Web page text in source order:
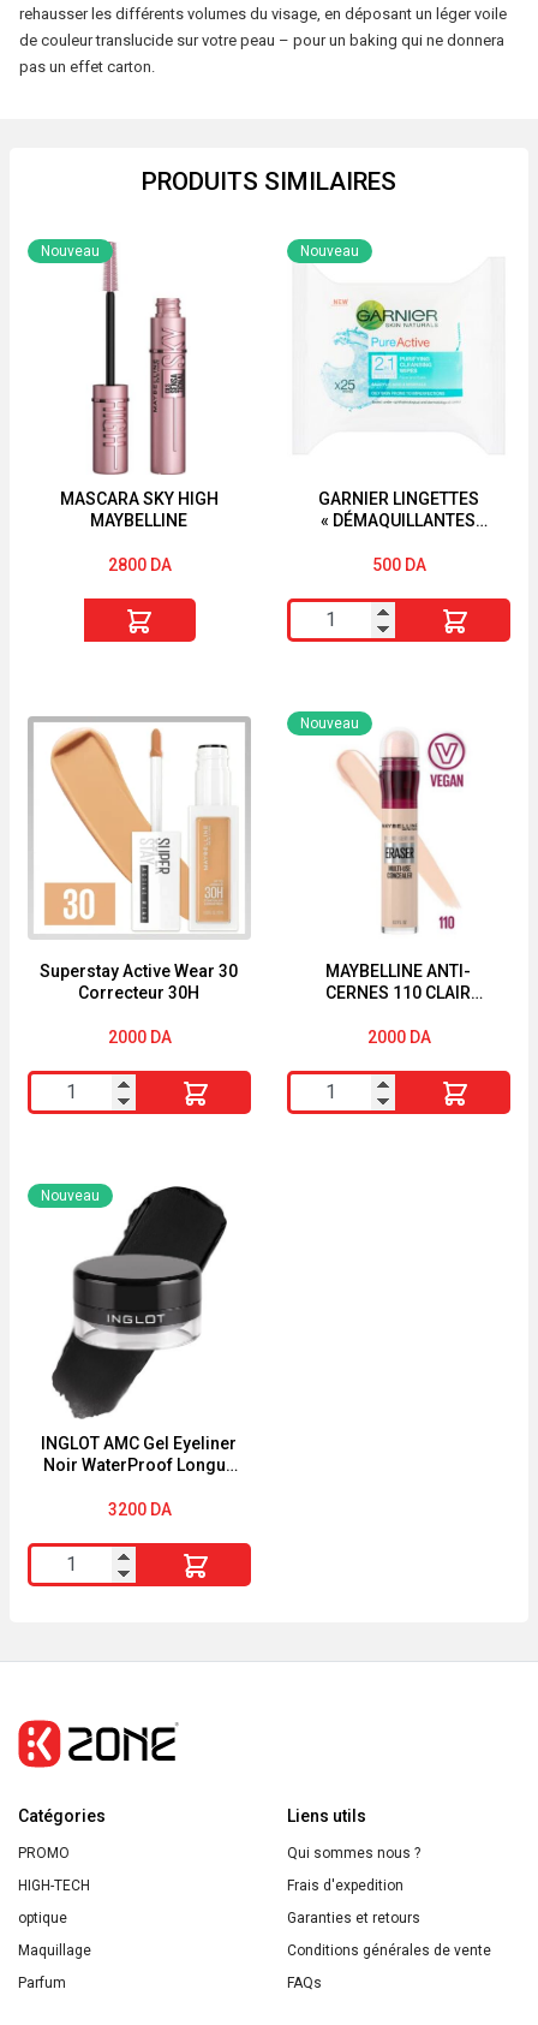
rehausser les différents volumes du visage, en déposant un léger voile
de couleur translucide sur votre peau – pour un baking qui ne donnera
pas un effet carton.
PRODUITS SIMILAIRES
MASCARA SKY HIGH
MAYBELLINE
Nouveau
2800 DA
HIGH
MAYBELLINE
GARNIER LINGETTES
« DÉMAQUILLANTES
« PUREACTIVE » « 2EN1 »
Nouveau
500 DA
quantité
de
LINGETTES
"DÉMAQUILLANTES
PURIFIANTES"
"PUREACTIVE"
Superstay Active Wear 30
Correcteur 30H
2000 DA
quantité
de
Active
Wear
Correcteur
MAYBELLINE ANTI-
CERNES 110 CLAIR
CORRECTEUR MULTI-
Nouveau
2000 DA
quantité
de
INGLOT AMC Gel Eyeliner
Noir WaterProof Longue
Nouveau
3200 DA
quantité
de
Eyeliner
Noir
Longue
Tenue
Catégories
PROMO
HIGH-TECH
optique
Maquillage
Parfum
Liens utils
Qui sommes nous ?
Frais d'expedition
Garanties et retours
Conditions générales de vente
FAQs